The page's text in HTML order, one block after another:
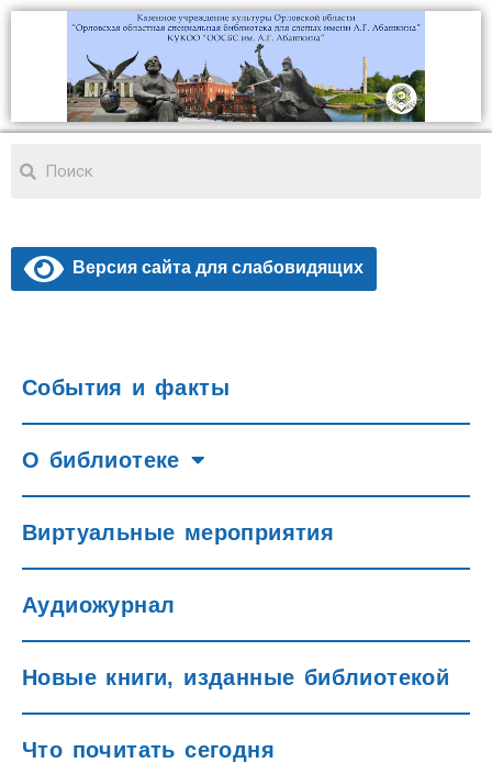
Версия сайта для слабовидящих
События и факты
О библиотеке
Виртуальные мероприятия
Аудиожурнал
Новые книги, изданные библиотекой
Что почитать сегодня